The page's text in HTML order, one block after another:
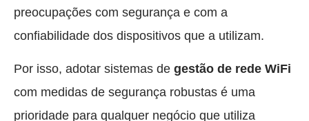
preocupações com segurança e com a
confiabilidade dos dispositivos que a utilizam.
Por isso, adotar sistemas de gestão de rede WiFi
com medidas de segurança robustas é uma
prioridade para qualquer negócio que utiliza